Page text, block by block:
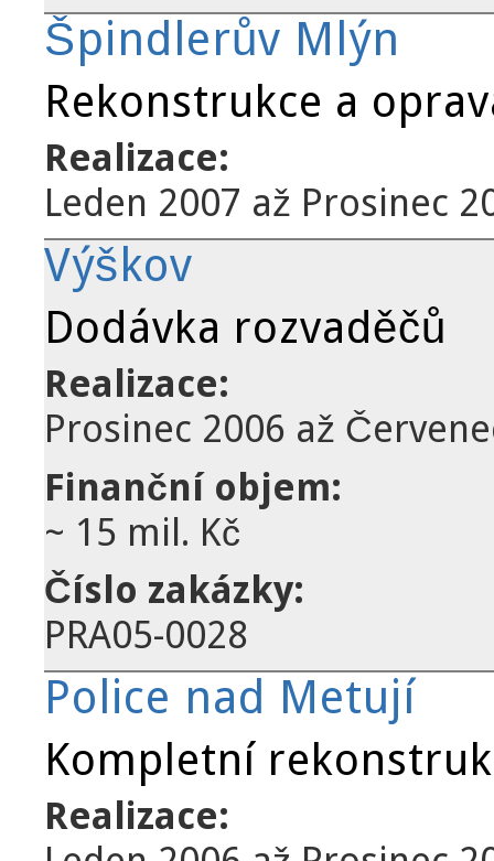
Špindlerův Mlýn
Rekonstrukce a
Realizace:
Leden 2007 až Prosinec
Výškov
Dodávka rozvaděčů
Realizace:
Prosinec 2006 až
Finanční objem:
~ 15 mil. Kč
Číslo zakázky:
PRA05-0028
Police nad Metují
Kompletní
Realizace: